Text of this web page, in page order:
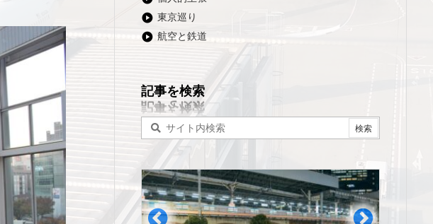
東京巡り
航空と鉄道
記事を検索